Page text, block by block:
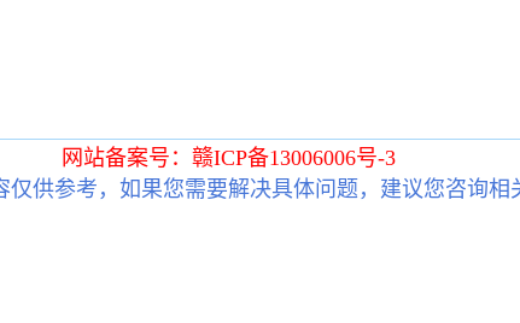
网站备案号：赣ICP备13006006号-3
供参考，如果您需要解决具体问题，建议您咨询相